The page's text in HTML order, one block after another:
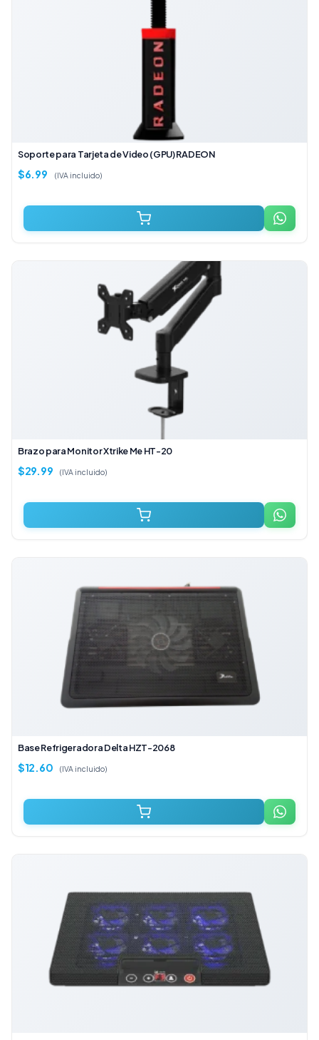
Soporte para Tarjeta de Video (GPU) RADEON
$6.99 (IVA incluido)
Brazo para Monitor Xtrike Me HT-20
$29.99 (IVA incluido)
Base Refrigeradora Delta HZT-2068
$12.60 (IVA incluido)